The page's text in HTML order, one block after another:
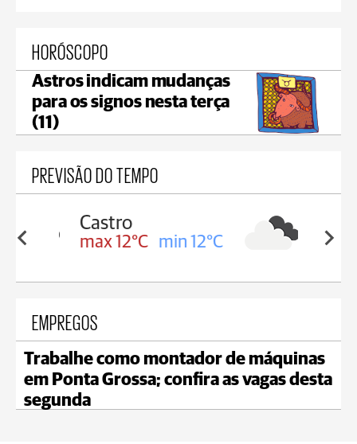
HORÓSCOPO
Astros indicam mudanças
para os signos nesta terça
(11)
PREVISÃO DO TEMPO
12°C max 12°C min 11°C
EMPREGOS
Trabalhe como montador de máquinas
em Ponta Grossa; confira as vagas desta
segunda